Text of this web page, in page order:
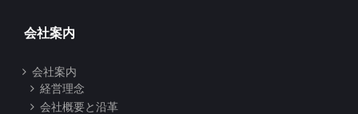
会社案内
会社案内
経営理念
会社概要と沿革